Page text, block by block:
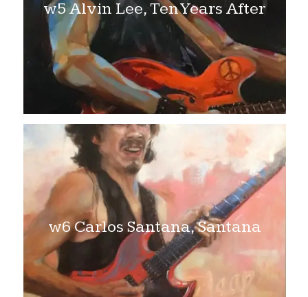
w5 Alvin Lee, Ten Years After
w6 Carlos Santana, Santana